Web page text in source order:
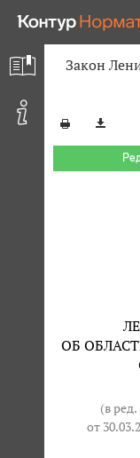
Закон
ОБ
(в
от